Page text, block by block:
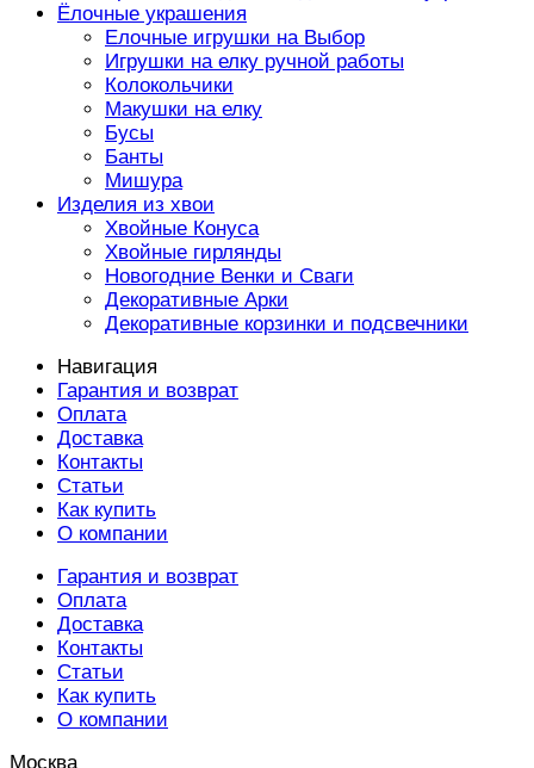
Ёлочные украшения
Елочные игрушки на Выбор
Игрушки на елку ручной работы
Колокольчики
Макушки на елку
Бусы
Банты
Мишура
Изделия из хвои
Хвойные Конуса
Хвойные гирлянды
Новогодние Венки и Сваги
Декоративные Арки
Декоративные корзинки и подсвечники
Навигация
Гарантия и возврат
Оплата
Доставка
Контакты
Статьи
Как купить
О компании
Гарантия и возврат
Оплата
Доставка
Контакты
Статьи
Как купить
О компании
Москва